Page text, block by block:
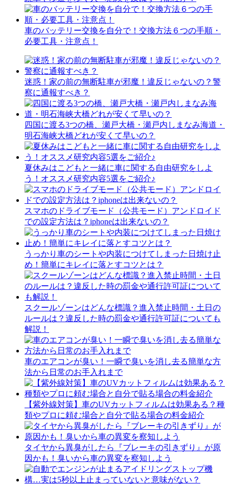
車のバッテリー交換を自分で！交換方法６つの手順・
必要工具・注意点！
迷惑！家の前の無断駐車が邪魔！違反じゃないの？警
察に通報すべき？
四国に渡る3つの橋、瀬戸大橋・瀬戸内しまなみ海道・
明石海峡大橋どれが安くて早いの？
夏休みはこどもと一緒に車に関する自由研究をしよ
う！オススメ研究内容5選をご紹介♪
スマホのドライブモード（公共モード）アンドロイド
での設定方法は？iphoneは出来ないの？
うっかり車のシートや内装につけてしまった日焼け止
め！簡単にキレイに落とすコツとは？
スクールゾーンはどんな標識？進入禁止時間・土日の
ルールは？違反した時の罰金や通行許可証についても
解説！
車のエアコンが臭い！一瞬で臭いを消し去る簡単な方
法から日常のお手入れまで
【紫外線対策】車のUVカットフィルムは効果ある？種
類やプロに頼む場合と自分で貼る場合の料金紹介
タイヤから異臭がしたら『ブレーキの引きずり』が原
因かも！臭いから車の異変を察知しよう